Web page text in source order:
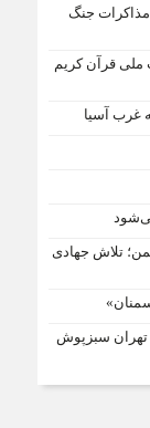
جنگ
ملی قرآن کریم
تلاش جهادی
سبزپوش